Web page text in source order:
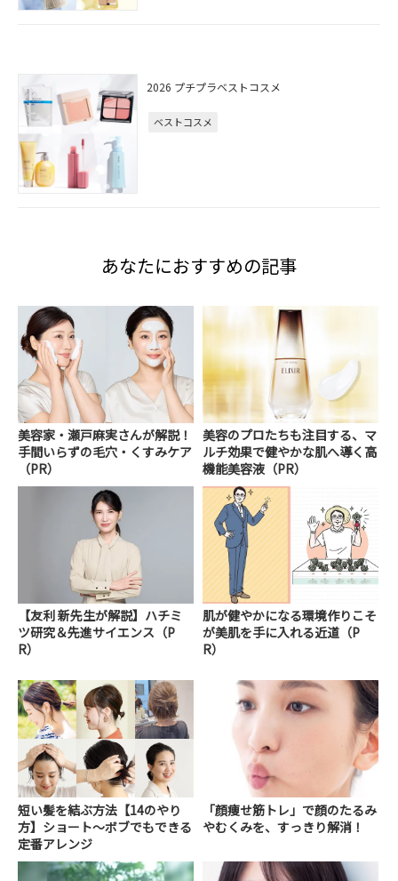
2026 プチプラベストコスメ
ベストコスメ
あなたにおすすめの記事
美容家・瀬戸麻実さんが解説！
手間いらずの毛穴・くすみケア
（PR）
美容のプロたちも注目する、マ
ルチ効果で健やかな肌へ導く高
機能美容液（PR）
【友利 新先生が解説】ハチミ
ツ研究＆先進サイエンス（P
R）
肌が健やかになる環境作りこそ
が美肌を手に入れる近道（P
R）
短い髪を結ぶ方法【14のやり
方】ショート～ボブでもできる
定番アレンジ
「顔痩せ筋トレ」で顔のたるみ
やむくみを、すっきり解消！